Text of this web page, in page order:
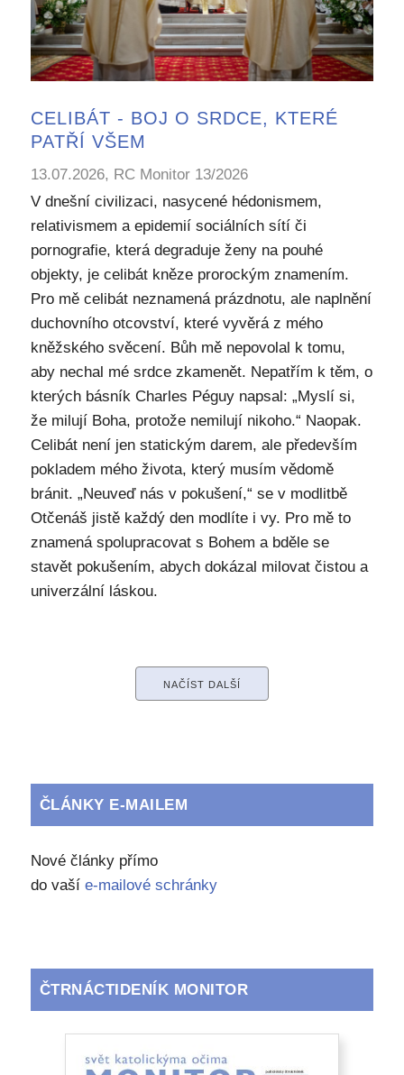
CELIBÁT - BOJ O SRDCE, KTERÉ
PATŘÍ VŠEM
13.07.2026, RC Monitor 13/2026
V dnešní civilizaci, nasycené hédonismem,
relativismem a epidemií sociálních sítí či
pornografie, která degraduje ženy na pouhé
objekty, je celibát kněze prorockým znamením.
Pro mě celibát neznamená prázdnotu, ale naplnění
duchovního otcovství, které vyvěrá z mého
kněžského svěcení. Bůh mě nepovolal k tomu,
aby nechal mé srdce zkamenět. Nepatřím k těm, o
kterých básník Charles Péguy napsal: „Myslí si,
že milují Boha, protože nemilují nikoho.“ Naopak.
Celibát není jen statickým darem, ale především
pokladem mého života, který musím vědomě
bránit. „Neuveď nás v pokušení,“ se v modlitbě
Otčenáš jistě každý den modlíte i vy. Pro mě to
znamená spolupracovat s Bohem a bděle se
stavět pokušením, abych dokázal milovat čistou a
univerzální láskou.
NAČÍST DALŠÍ
ČLÁNKY E-MAILEM
Nové články přímo
do vaší e-mailové schránky
ČTRNÁCTIDENÍK MONITOR